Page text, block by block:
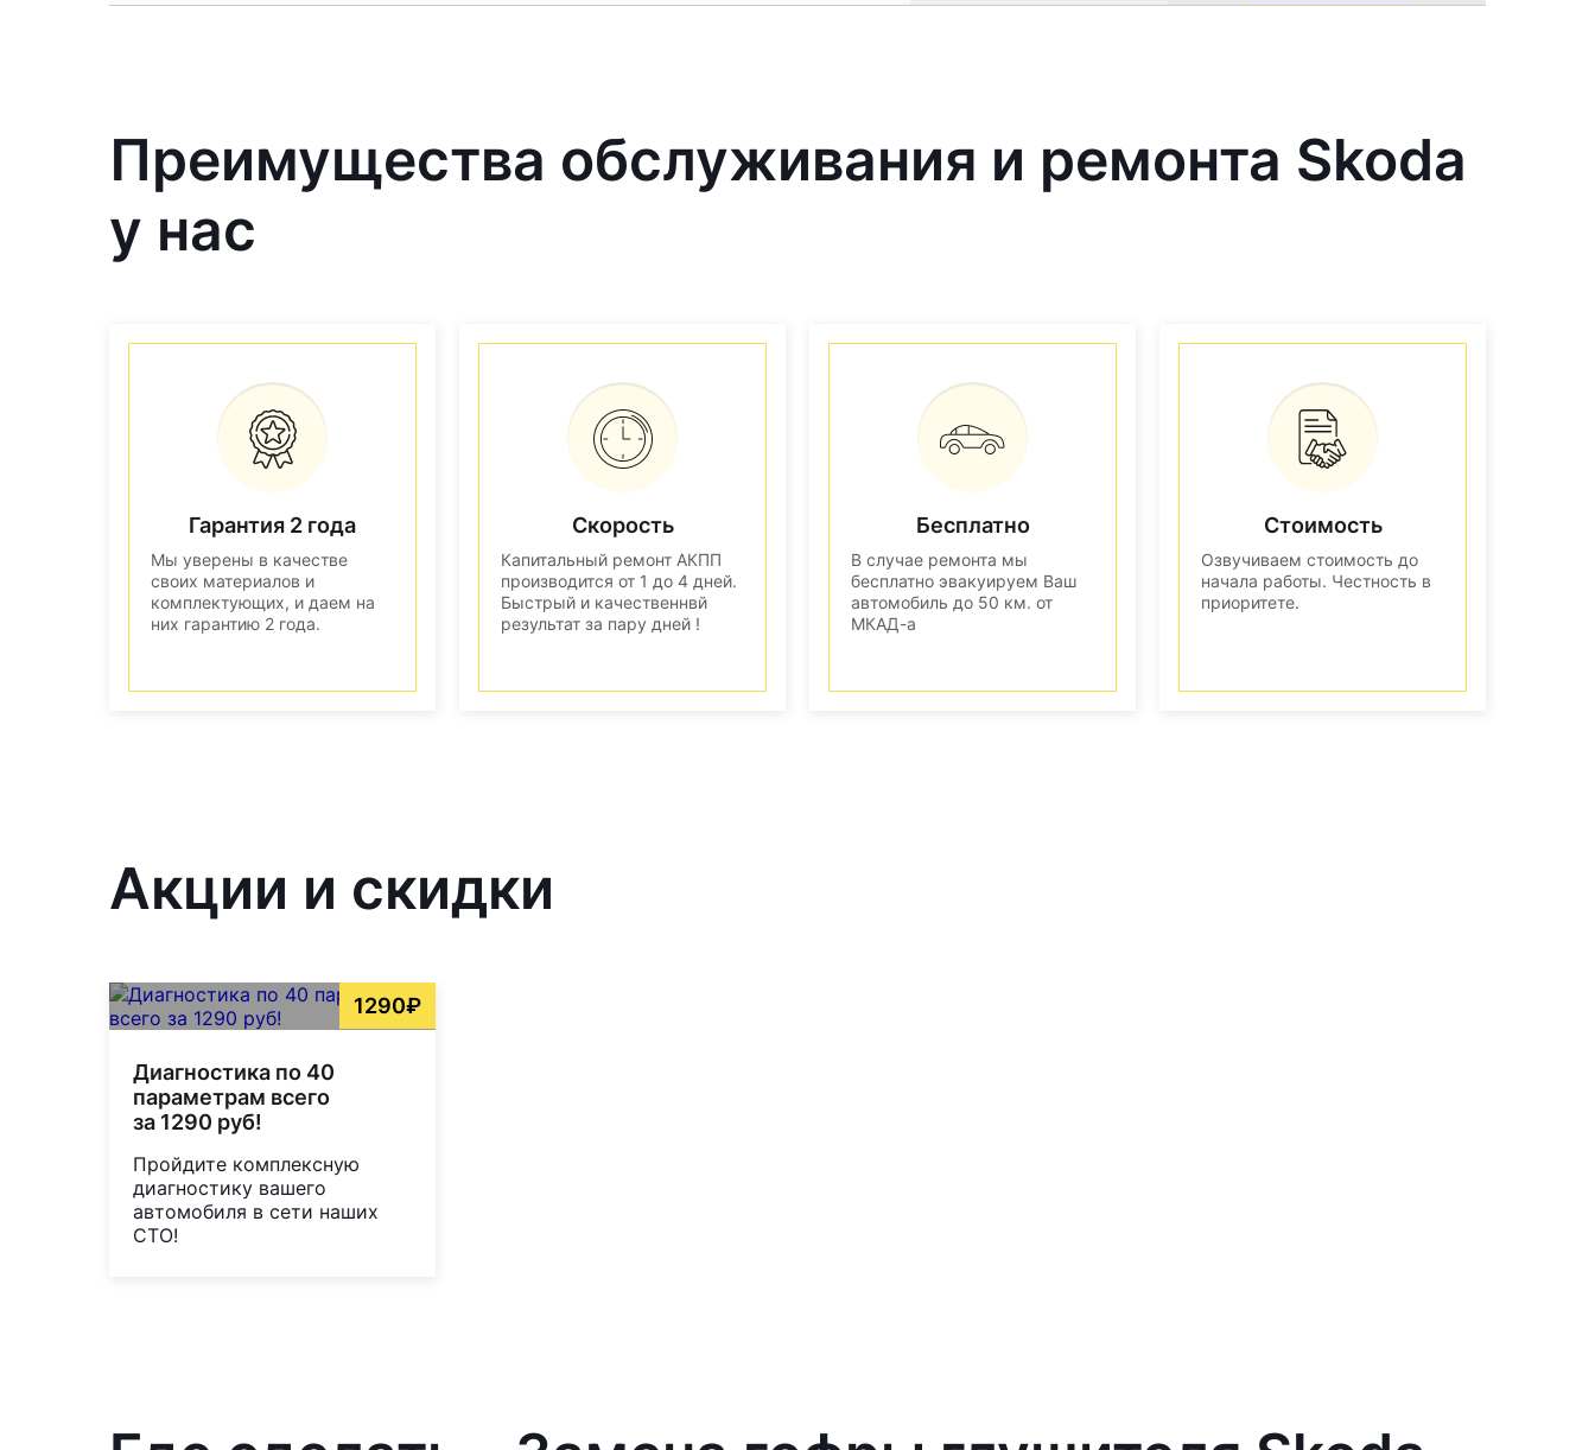
Преимущества обслуживания и ремонта Skoda
у нас
Гарантия 2 года
Мы уверены в качестве
своих материалов и
комплектующих, и даем на
них гарантию 2 года.
Скорость
Капитальный ремонт АКПП
производится от 1 до 4 дней.
Быстрый и качественнвй
результат за пару дней !
Бесплатно
В случае ремонта мы
бесплатно эвакуируем Ваш
автомобиль до 50 км. от
МКАД-а
Стоимость
Озвучиваем стоимость до
начала работы. Честность в
приоритете.
Акции и скидки
1290₽
Диагностика по 40
параметрам всего
за 1290 руб!
Пройдите комплексную
диагностику вашего
автомобиля в сети наших
СТО!